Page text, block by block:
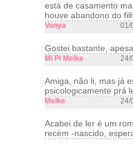
está de casamento
houve abandono do
Vanya 01/
Gostei bastante,
Mi P/ Melke 24/
Amiga, não li, mas já
psicologicamente prá
Melke 24/
Acabei de ler é um
recém -nascido,